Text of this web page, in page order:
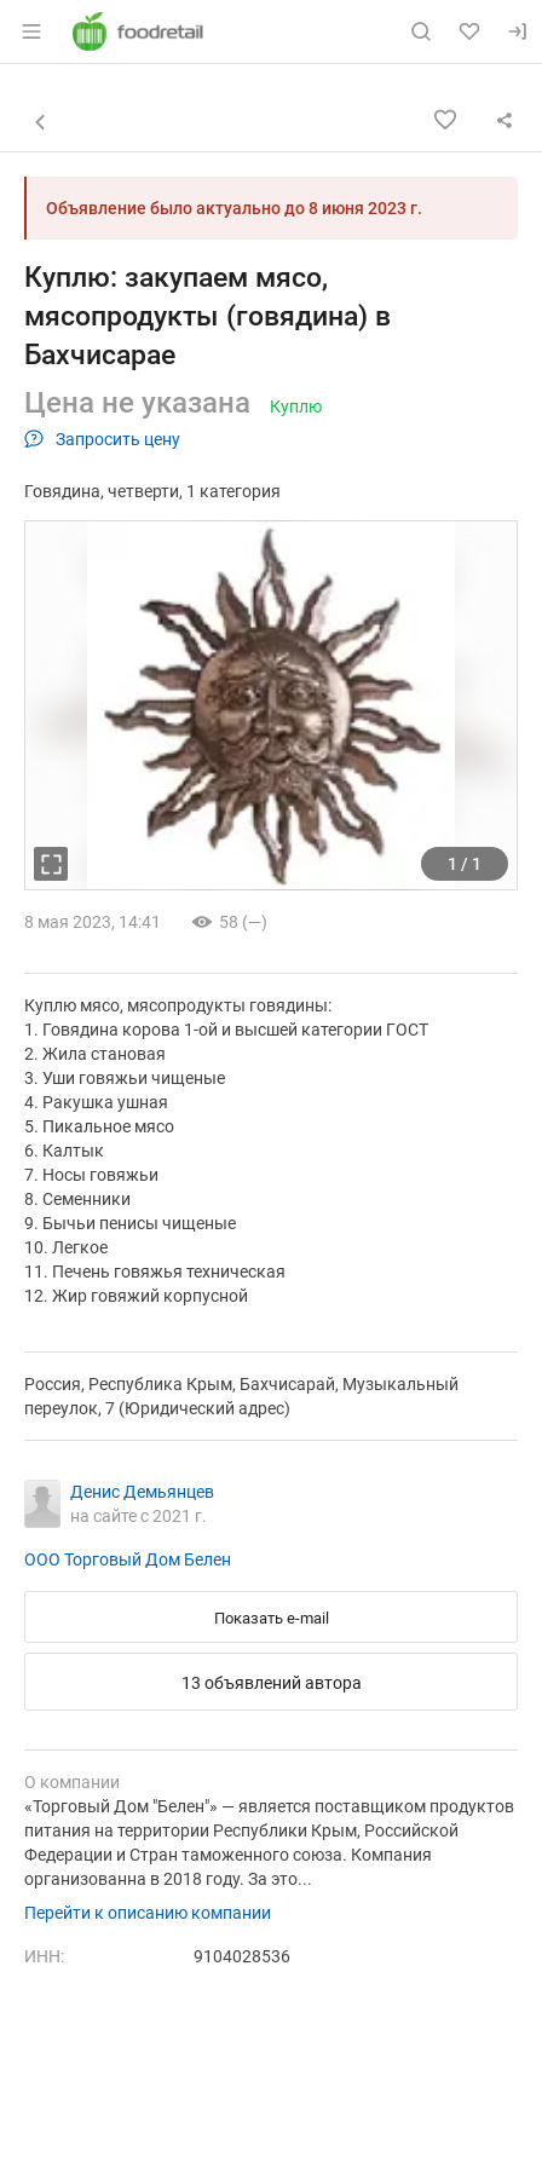
Раздел навигации по сайту
Объявление: Куплю: закупаем
Навигация и управление объявлением
Назад к списку объявлений
Объявление было актуально до8 июня 2023 г.
Куплю: закупаем мясо,
мясопродукты (говядина) в
Бахчисарае
Цена не указана
Запросить цену
Куплю
Говядина четверти 1 категория
1 / 1
8 мая 2023, 14:41 58 (—)
Куплю мясо, мясопродукты говядины:
1. Говядина корова 1-ой и высшей категории ГОСТ
2. Жила становая
3. Уши говяжьи чищеные
4. Ракушка ушная
5. Пикальное мясо
6. Калтык
7. Носы говяжьи
8. Семенники
9. Бычьи пенисы чищеные
10. Легкое
11. Печень говяжья техническая
12. Жир говяжий корпусной
Россия, Республика Крым, Бахчисарай, Музыкальный
переулок, 7 (Юридический адрес)
Денис Демьянцев
на сайте с 2021 г.
ООО Торговый Дом Белен
Показать e-mail
13 объявлений автора
О компании
«Торговый Дом "Белен"» — является поставщиком продуктов
питания на территории Республики Крым, Российской
Федерации и Стран таможенного союза. Компания
организованна в 2018 году. За это...
Перейти к описанию компании
ИНН: 9104028536